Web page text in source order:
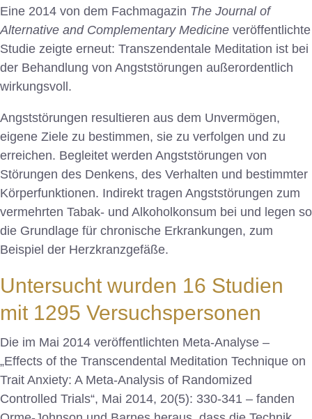
Eine 2014 von dem Fachmagazin The Journal of
Alternative and Complementary Medicine veröffentlichte
Studie zeigte erneut: Transzendentale Meditation ist bei
der Behandlung von Angststörungen außerordentlich
wirkungsvoll.
Angststörungen resultieren aus dem Unvermögen,
eigene Ziele zu bestimmen, sie zu verfolgen und zu
erreichen. Begleitet werden Angststörungen von
Störungen des Denkens, des Verhalten und bestimmter
Körperfunktionen. Indirekt tragen Angststörungen zum
vermehrten Tabak- und Alkoholkonsum bei und legen so
die Grundlage für chronische Erkrankungen, zum
Beispiel der Herzkranzgefäße.
Untersucht wurden 16 Studien
mit 1295 Versuchspersonen
Die im Mai 2014 veröffentlichten Meta-Analyse –
„Effects of the Transcendental Meditation Technique on
Trait Anxiety: A Meta-Analysis of Randomized
Controlled Trials“, Mai 2014, 20(5): 330-341 – fanden